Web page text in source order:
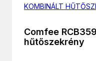
KOMBINÁLT
Comfee
hűtőszekrény